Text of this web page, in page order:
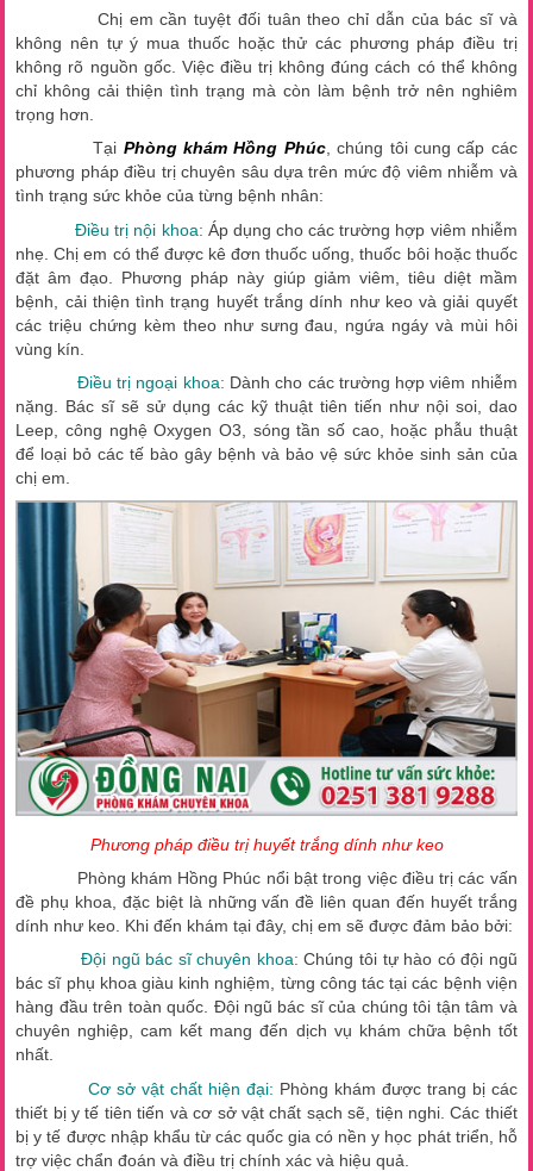
Chị em cần tuyệt đối tuân theo chỉ dẫn của bác sĩ và
không nên tự ý mua thuốc hoặc thử các phương pháp điều trị
không rõ nguồn gốc. Việc điều trị không đúng cách có thể không
chỉ không cải thiện tình trạng mà còn làm bệnh trở nên nghiêm
trọng hơn.
Tại Phòng khám Hồng Phúc, chúng tôi cung cấp các
phương pháp điều trị chuyên sâu dựa trên mức độ viêm nhiễm và
tình trạng sức khỏe của từng bệnh nhân:
Điều trị nội khoa: Áp dụng cho các trường hợp viêm nhiễm
nhẹ. Chị em có thể được kê đơn thuốc uống, thuốc bôi hoặc thuốc
đặt âm đạo. Phương pháp này giúp giảm viêm, tiêu diệt mầm
bệnh, cải thiện tình trạng huyết trắng dính như keo và giải quyết
các triệu chứng kèm theo như sưng đau, ngứa ngáy và mùi hôi
vùng kín.
Điều trị ngoại khoa: Dành cho các trường hợp viêm nhiễm
nặng. Bác sĩ sẽ sử dụng các kỹ thuật tiên tiến như nội soi, dao
Leep, công nghệ Oxygen O3, sóng tần số cao, hoặc phẫu thuật
để loại bỏ các tế bào gây bệnh và bảo vệ sức khỏe sinh sản của
chị em.
Phương pháp điều trị huyết trắng dính như keo
Phòng khám Hồng Phúc nổi bật trong việc điều trị các vấn
đề phụ khoa, đặc biệt là những vấn đề liên quan đến huyết trắng
dính như keo. Khi đến khám tại đây, chị em sẽ được đảm bảo bởi:
Đội ngũ bác sĩ chuyên khoa:Chúng tôi tự hào có đội ngũ
bác sĩ phụ khoa giàu kinh nghiệm, từng công tác tại các bệnh viện
hàng đầu trên toàn quốc. Đội ngũ bác sĩ của chúng tôi tận tâm và
chuyên nghiệp, cam kết mang đến dịch vụ khám chữa bệnh tốt
nhất.
Cơ sở vật chất hiện đại: Phòng khám được trang bị các
thiết bị y tế tiên tiến và cơ sở vật chất sạch sẽ, tiện nghi. Các thiết
bị y tế được nhập khẩu từ các quốc gia có nền y học phát triển, hỗ
trợ việc chẩn đoán và điều trị chính xác và hiệu quả.